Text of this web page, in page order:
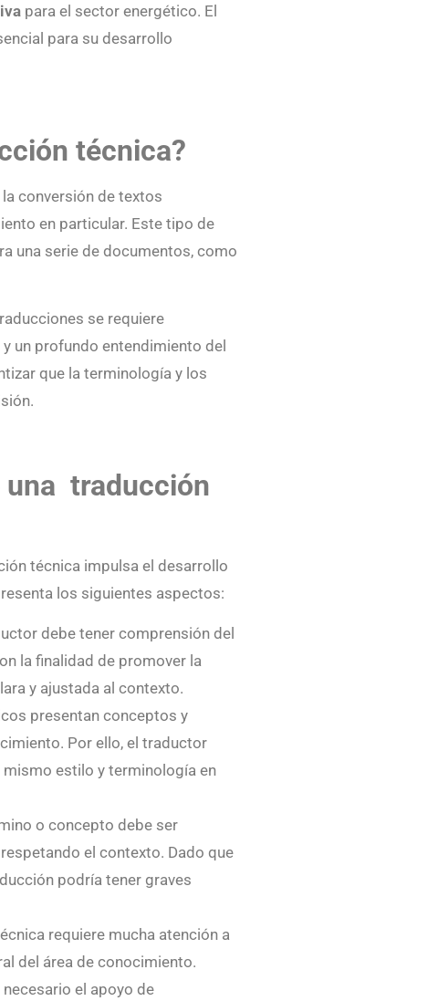
para el sector energético. El
para su desarrollo
técnica?
conversión de textos
en particular. Este tipo de
una serie de documentos, como
se requiere
un profundo entendimiento del
que la terminología y los
una traducción
técnica impulsa el desarrollo
los siguientes aspectos:
debe tener comprensión del
la finalidad de promover la
y ajustada al contexto.
presentan conceptos y
Por ello, el traductor
estilo y terminología en
o concepto debe ser
el contexto. Dado que
podría tener graves
requiere mucha atención a
del área de conocimiento.
el apoyo de